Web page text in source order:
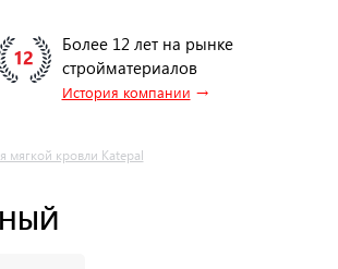
Более 12 лет на рынке
стройматериалов
История компании →
мягкой кровли Katepal